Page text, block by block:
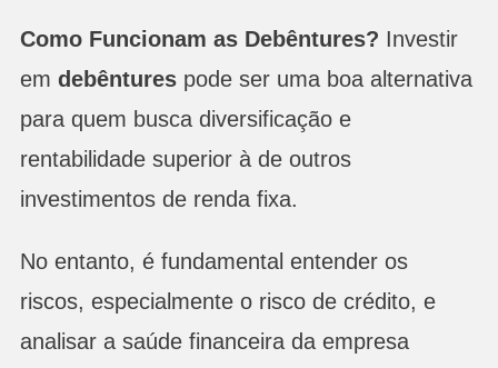
Como Funcionam as Debêntures? Investir
em debênturespode ser uma boa alternativa
para quem busca diversificação e
rentabilidade superior à de outros
investimentos de renda fixa.
No entanto, é fundamental entender os
riscos, especialmente o risco de crédito, e
analisar a saúde financeira da empresa